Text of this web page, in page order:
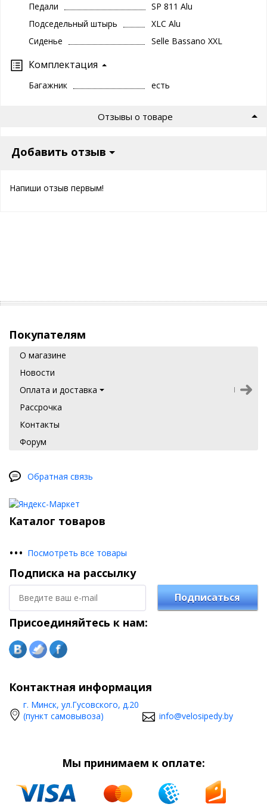
Педали
SP 811 Alu
Подседельный штырь
XLC Alu
Сиденье
Selle Bassano XXL
Комплектация
Багажник есть
Отзывы о товаре
Добавить отзыв
Напиши отзыв первым!
Покупателям
О магазине
Новости
Оплата и доставка
Рассрочка
Контакты
Форум
Обратная связь
Каталог товаров
••• Посмотреть все товары
Подписка на рассылку
Подписаться
Присоединяйтесь к нам:
Контактная информация
г. Минск, ул.Гусовского, д.20
(пункт самовывоза)
info@velosipedy.by
Мы принимаем к оплате: